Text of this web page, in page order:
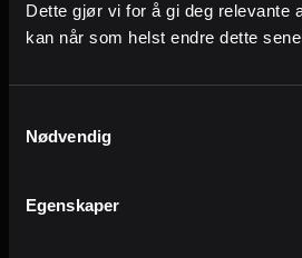
Dette gjør vi for å gi deg relevante
kan når som helst endre dette
Nødvendig
Egenskaper